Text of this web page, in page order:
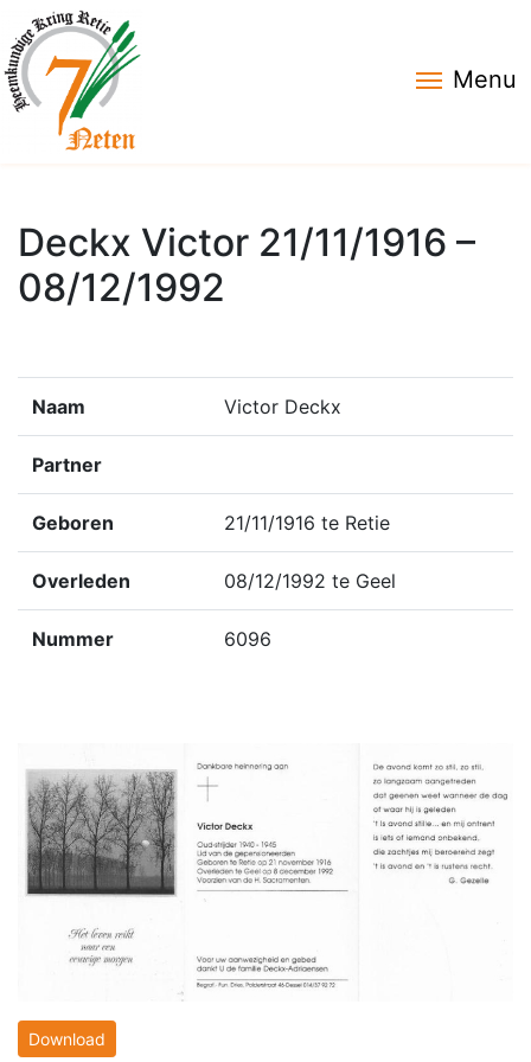
Menu
Deckx Victor 21/11/1916 –
08/12/1992
Naam Victor Deckx
Partner
Geboren 21/11/1916 te Retie
Overleden 08/12/1992 te Geel
Nummer 6096
Download